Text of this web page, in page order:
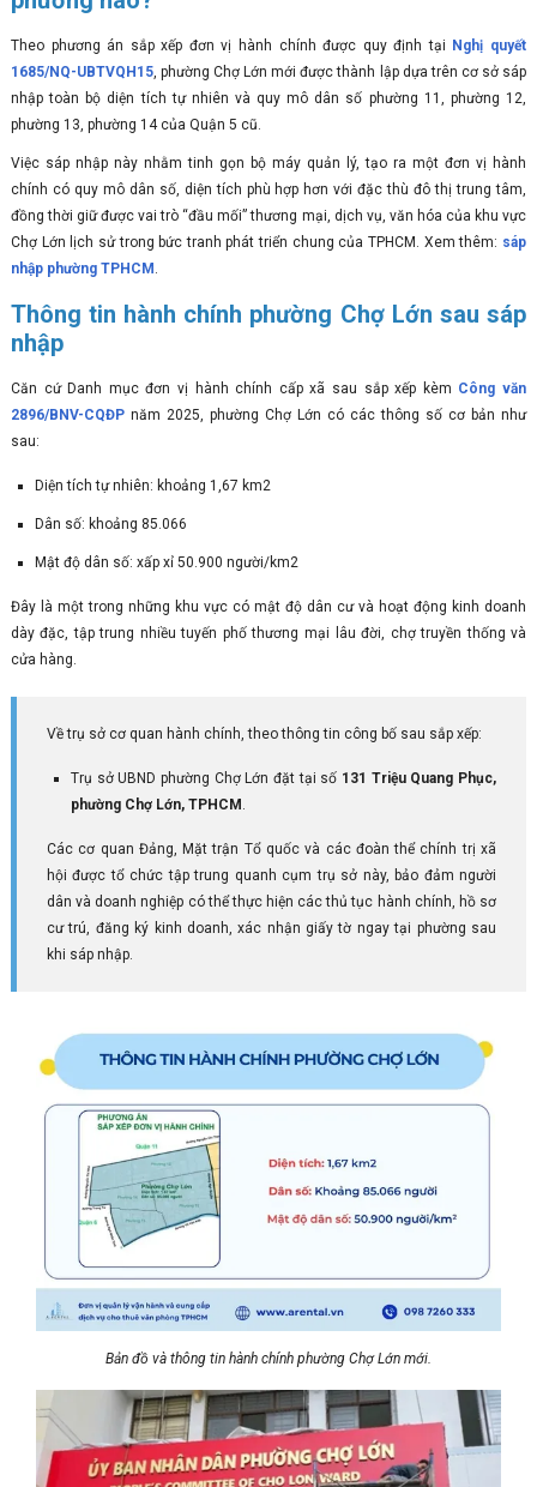
Theo phương án sắp xếp đơn vị hành chính được quy định tại Nghị quyết
1685/NQ-UBTVQH15, phường Chợ Lớn mới được thành lập dựa trên cơ sở sáp
nhập toàn bộ diện tích tự nhiên và quy mô dân số phường 11, phường 12,
phường 13, phường 14 của Quận 5 cũ.
Việc sáp nhập này nhằm tinh gọn bộ máy quản lý, tạo ra một đơn vị hành
chính có quy mô dân số, diện tích phù hợp hơn với đặc thù đô thị trung tâm,
đồng thời giữ được vai trò “đầu mối” thương mại, dịch vụ, văn hóa của khu vực
Chợ Lớn lịch sử trong bức tranh phát triển chung của TPHCM. Xem thêm: sáp
nhập phường TPHCM .
Thông tin hành chính phường Chợ Lớn sau sáp
nhập
Căn cứ Danh mục đơn vị hành chính cấp xã sau sắp xếp kèm Công văn
2896/BNV-CQĐPnăm 2025, phường Chợ Lớn có các thông số cơ bản như
sau:
Diện tích tự nhiên: khoảng 1,67 km2
Dân số: khoảng 85.066
Mật độ dân số: xấp xỉ 50.900 người/km2
Đây là một trong những khu vực có mật độ dân cư và hoạt động kinh doanh
dày đặc, tập trung nhiều tuyến phố thương mại lâu đời, chợ truyền thống và
cửa hàng.
Về trụ sở cơ quan hành chính, theo thông tin công bố sau sắp xếp:
Trụ sở UBND phường Chợ Lớn đặt tại số 131 Triệu Quang Phục,
phường Chợ Lớn, TPHCM .
Các cơ quan Đảng, Mặt trận Tổ quốc và các đoàn thể chính trị xã
hội được tổ chức tập trung quanh cụm trụ sở này, bảo đảm người
dân và doanh nghiệp có thể thực hiện các thủ tục hành chính, hồ sơ
cư trú, đăng ký kinh doanh, xác nhận giấy tờ ngay tại phường sau
khi sáp nhập.
Bản đồ và thông tin hành chính phường Chợ Lớn mới.